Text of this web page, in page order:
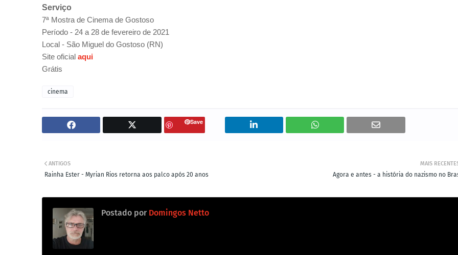
Serviço
7ª Mostra de Cinema de Gostoso
Período - 24 a 28 de fevereiro de 2021
Local - São Miguel do Gostoso (RN)
Site oficial aqui
Grátis
cinema
Save
MAIS
Agora e antes - a história do nazismo no
ANTIGOS
Rainha Ester - Myrian Rios retorna aos palco após 20 anos
Postado por Domingos Netto